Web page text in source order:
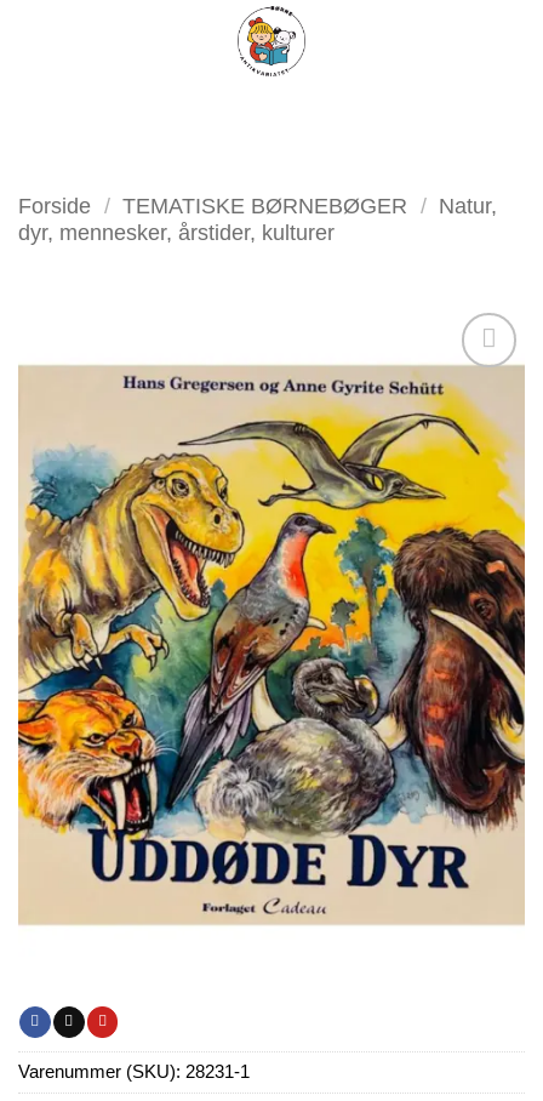
FILTER
Forside / TEMATISKE BØRNEBØGER / Natur,
dyr, mennesker, årstider, kulturer
Tilføj
som
favorit
Varenummer (SKU): 28231-1